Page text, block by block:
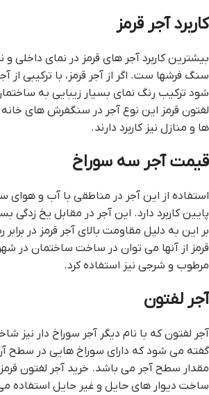
کاربرد آجر قرمز
بیشترین کاربرد آجر های قرمز در نمای داخلی
سنگ فرشها ست. اگر از آجر قرمز، با ترکیبی از
شود ترکیب رنگ نمای بسیار زیبایی به
لفتون قرمز این نوع آجر در سنگفرش های خانه
ها و منازل نیز کاربرد دارند.
قيمت آجر سه سوراخ
استفاده از این آجر در مناطقی با آب و هوای
پایین کاربرد دارد. این آجر در مقابل یخ زدگی
بر این به دلیل مقاومت بالای آجر قرمز در
قرمز از آنها می توان در ساخت ساختمان در
مرطوب و شرجی نیز استفاده کرد.
آجر لفتون
آجر لفتون که با نام دیگر آجر سوراخ دار نیز
گفته می شود که دارای سوراخ هایی در سطح
مقدار سطح آجر می باشد. خرید آجر لفتون قرمز
ساخت دیوار های حایل و غیر حایل استفاده